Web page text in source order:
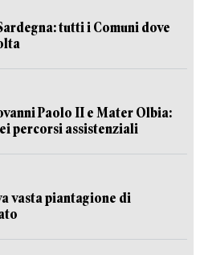
tutti i Comuni dove
Paolo II e Mater Olbia:
percorsi assistenziali
vasta piantagione di